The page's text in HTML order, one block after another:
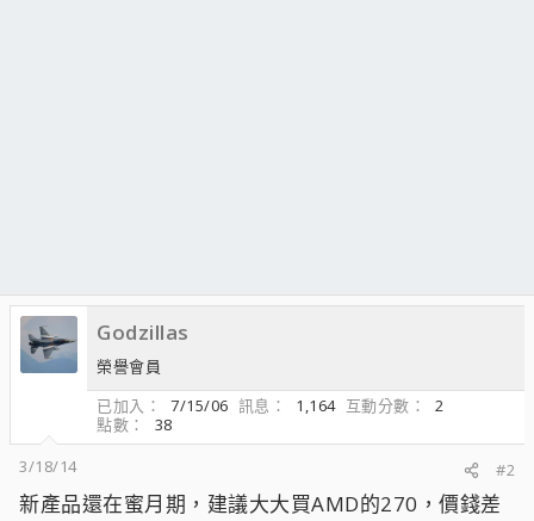
Godzillas
榮譽會員
已加入
7/15/06 訊息 1,164 互動分數
2
點數
38
3/18/14
#2
新產品還在蜜月期，建議大大買AMD的270，價錢差